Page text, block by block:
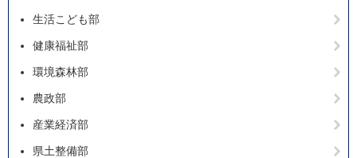
生活こども部
健康福祉部
環境森林部
農政部
産業経済部
県土整備部